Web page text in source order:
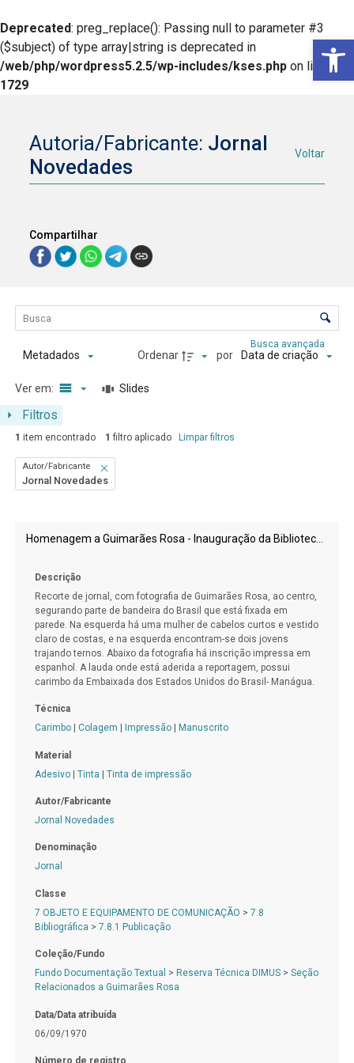
Deprecated: preg_replace(): Passing null to parameter #3
($subject) of type array|string is deprecated in
/web/php/wordpress5.2.5/wp-includes/kses.php on line
1729
Autoria/Fabricante: Jornal
Novedades
Voltar
Compartilhar
Lista de itens
Controle de ordenação e visualização
Filtros
Busca avançada
Metadados Ordenar por Data de criação
Ver em: Slides
1 item encontrado 1 filtro aplicado Limpar filtros
Autor/Fabricante
Jornal Novedades
Resultados da lista de itens Homenagem a Guimarães Rosa - Inauguração da Biblioteca "João Guimarães Rosa" em Manágua - Nicarágua
Descrição
Recorte de jornal, com fotografia de Guimarães Rosa, ao centro,
segurando parte de bandeira do Brasil que está fixada em
parede. Na esquerda há uma mulher de cabelos curtos e vestido
claro de costas, e na esquerda encontram-se dois jovens
trajando ternos. Abaixo da fotografia há inscrição impressa em
espanhol. A lauda onde está aderida a reportagem, possui
carimbo da Embaixada dos Estados Unidos do Brasil- Manágua.
Técnica
Carimbo| Colagem Impressão| Manuscrito
Material
Adesivo| Tinta | Tinta de impressão
Autor/Fabricante
Jornal Novedades
Denominação
Jornal
Classe
7 OBJETO E EQUIPAMENTO DE COMUNICAÇÃO > 7.8
Bibliográfica > 7.8.1 Publicação
Coleção/Fundo
Fundo Documentação Textual > Reserva Técnica DIMUS> Seção
Relacionados a Guimarães Rosa
Data/Data atribuída
06/09/1970
Número de registro